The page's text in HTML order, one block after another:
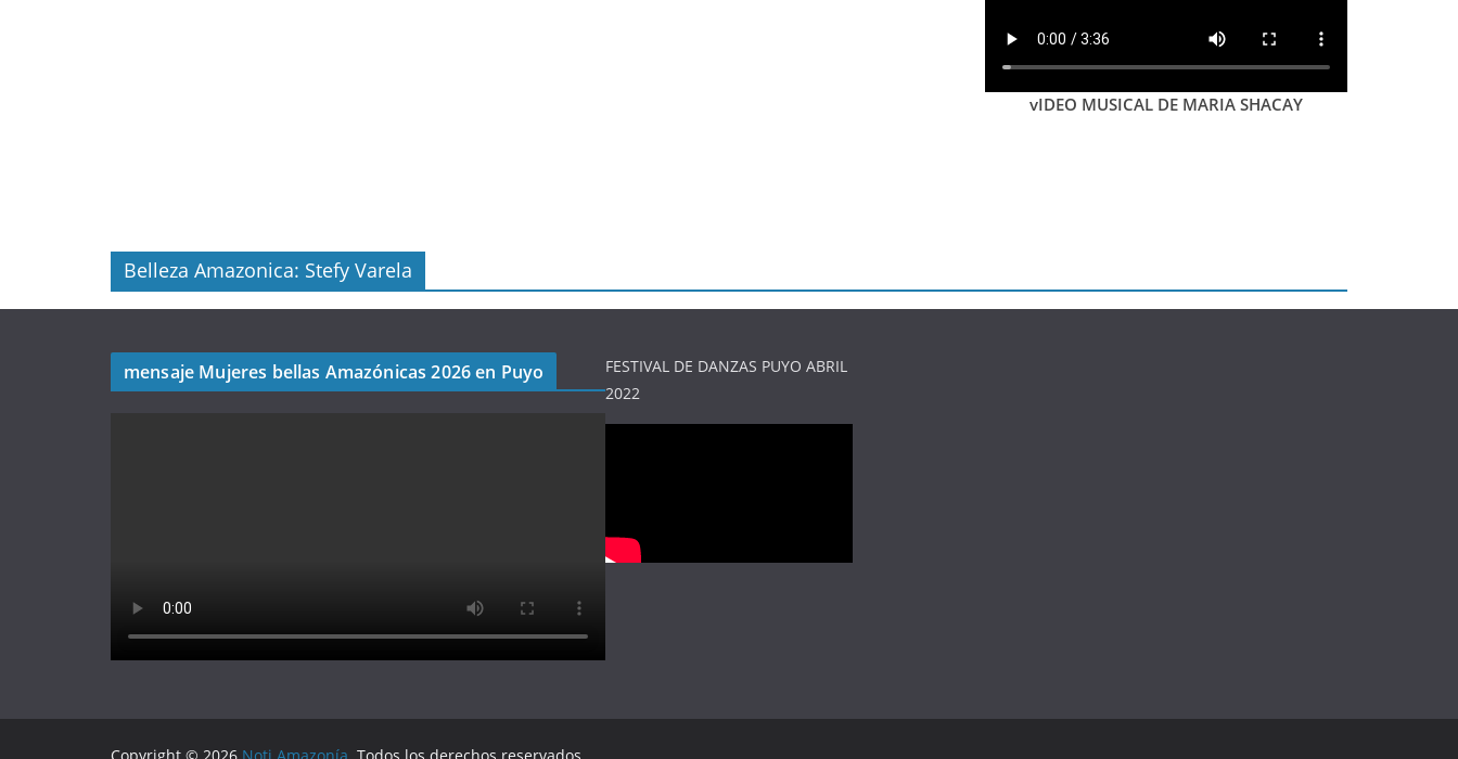
vIDEO MUSICAL DE MARIA SHACAY
Belleza Amazonica: Stefy Varela
mensaje Mujeres bellas Amazónicas 2026 en Puyo
FESTIVAL DE DANZAS PUYO ABRIL
2022